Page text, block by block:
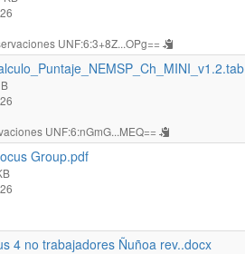
UNF:6:3+8Z...OPg==
UNF:6:nGmG...MEQ==
Group.pdf
4 no trabajadores Ñuñoa rev..docx